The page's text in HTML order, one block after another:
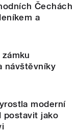
Čechách
a
návštěvníky
moderní
postavit jako